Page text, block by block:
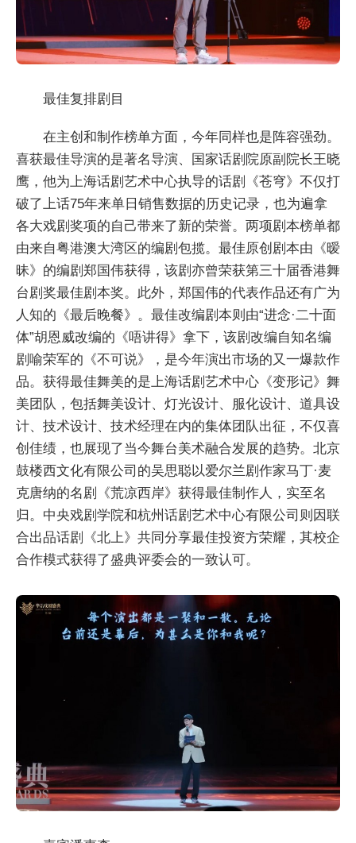
最佳复排剧目
在主创和制作榜单方面，今年同样也是阵容强劲。
喜获最佳导演的是著名导演、国家话剧院原副院长王晓
鹰，他为上海话剧艺术中心执导的话剧《苍穹》不仅打
破了上话75年来单日销售数据的历史记录，也为遍拿
各大戏剧奖项的自己带来了新的荣誉。两项剧本榜单都
由来自粤港澳大湾区的编剧包揽。最佳原创剧本由《暧
昧》的编剧郑国伟获得，该剧亦曾荣获第三十届香港舞
台剧奖最佳剧本奖。此外，郑国伟的代表作品还有广为
人知的《最后晚餐》。最佳改编剧本则由“进念·二十面
体”胡恩威改编的《唔讲得》拿下，该剧改编自知名编
剧喻荣军的《不可说》，是今年演出市场的又一爆款作
品。获得最佳舞美的是上海话剧艺术中心《变形记》舞
美团队，包括舞美设计、灯光设计、服化设计、道具设
计、技术设计、技术经理在内的集体团队出征，不仅喜
创佳绩，也展现了当今舞台美术融合发展的趋势。北京
鼓楼西文化有限公司的吴思聪以爱尔兰剧作家马丁·麦
克唐纳的名剧《荒凉西岸》获得最佳制作人，实至名
归。中央戏剧学院和杭州话剧艺术中心有限公司则因联
合出品话剧《北上》共同分享最佳投资方荣耀，其校企
合作模式获得了盛典评委会的一致认可。